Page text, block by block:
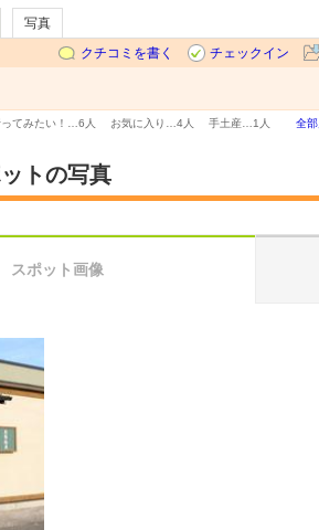
写真
クチコミを書く
チェックイン
てみたい！… 6人 お気に入り… 4人 手土産… 1人 全
トの写真
スポット画像